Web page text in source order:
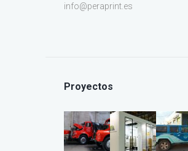
info@peraprint.es
Proyectos